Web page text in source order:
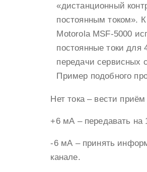
«дистанционный
постоянным током».
Motorola MSF-5000
постоянные токи для
передачи сервисных
Пример подобного
Нет тока – вести
+6 мА – передавать на
-6 мА – принять
канале.